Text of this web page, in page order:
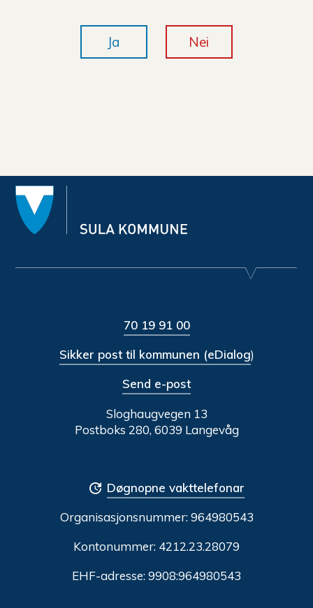
Ja Nei
70 19 91 00
Sikker post til kommunen (eDialog)
Send e-post
Sloghaugvegen 13
Postboks 280, 6039 Langevåg
Døgnopne vakttelefonar
Organisasjonsnummer:964980543
Kontonummer: 4212.23.28079
EHF-adresse: 9908:964980543